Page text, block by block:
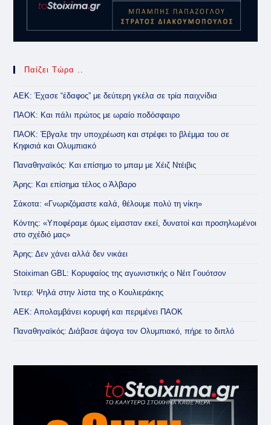
Παίζει Τώρα ..
ΑΕΚ: Έχασε “έδαφος” με δεύτερη γκέλα σε τρία παιχνίδια
ΠΑΟΚ: Και πάλι πρώτος με ωραίο ποδόσφαιρο
ΠΑΟΚ: Έβγαλε την υποχρέωση και στρέφει το βλέμμα του σε
Κηφισιά και Ολυμπιακό
Παναθηναϊκός: Και επίσημο το μπαμ με Χέιζ Ντέιβις
Άρης: Και επίσημα τέλος ο Άλβαρο
Σάκοτα: «Γνωριζόμαστε καλά, θέλουμε πολύ τη νίκη»
Κόντης: «Υποφέραμε όμως είμασταν εκεί, δυνατοί και προσηλωμένοι
στο σχέδιό μας»
Άρης: Δεν χάνει αλλά δεν νικάει
Stoiximan GBL: Κορυφαίος της αγωνιστικής ο Νέιτ Γουότσον
Ίντερ: Ψηλά στην λίστα της ο Κουλιεράκης
ΑΕΚ: Απολαμβάνει κορυφή και περιμένει ΠΑΟΚ
Παναθηναϊκός: Διάβασε άψογα τον Ολυμπιακό, πήρε το διπλό